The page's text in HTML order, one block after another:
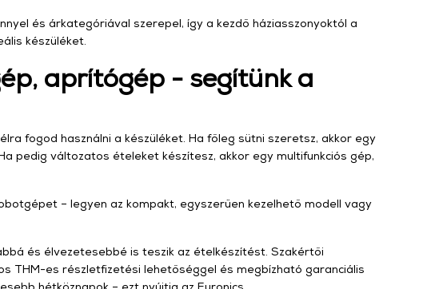
és árkategóriával szerepel, így a kezdő háziasszonyoktól a
készüléket.
aprítógép - segítünk a
fogod használni a készüléket. Ha főleg sütni szeretsz, akkor egy
pedig változatos ételeket készítesz, akkor egy multifunkciós gép,
– legyen az kompakt, egyszerűen kezelhető modell vagy
és élvezetesebbé is teszik az ételkészítést. Szakértői
THM-es részletfizetési lehetőséggel és megbízható garanciális
hétköznapok – ezt nyújtja az Euronics.